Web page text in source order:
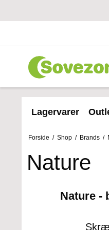
Lagervarer
Forside / Shop / Brands /
Nature
Nature -